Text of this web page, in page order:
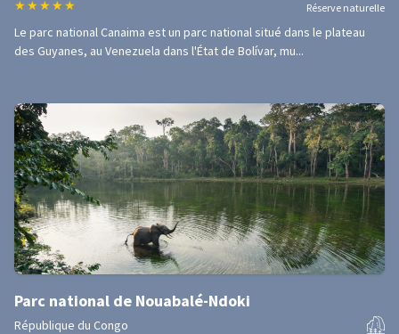
★ ★ ★ ★ ★ Réserve naturelle
Le parc national Canaima est un parc national situé dans le plateau
des Guyanes, au Venezuela dans l'État de Bolívar, mu...
Parc national de Nouabalé-Ndoki
République du Congo